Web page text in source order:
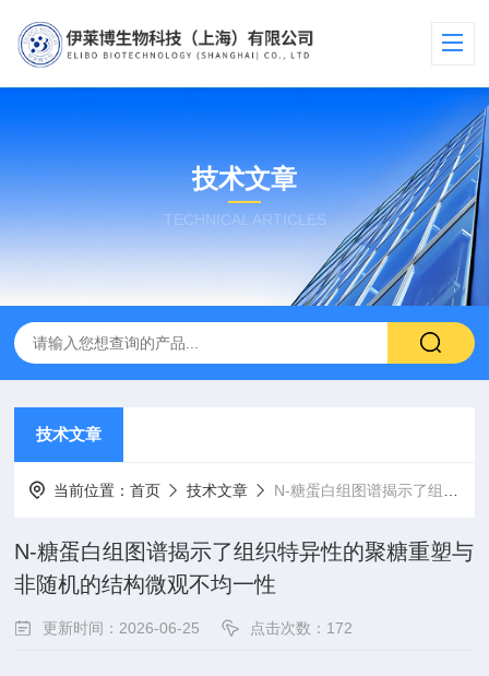
技术文章
TECHNICAL ARTICLES
技术文章
当前位置：首页 技术文章 N-糖蛋白组图谱揭示了组织特异性的聚糖重塑与非随机的结构微观不均一性
N-糖蛋白组图谱揭示了组织特异性的聚糖重塑与
非随机的结构微观不均一性
更新时间：2026-06-25 点击次数：172